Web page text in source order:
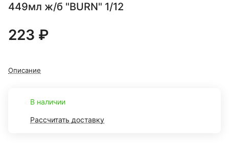
449мл ж/б "BURN" 1/12
223 ₽
Описание
В наличии
Рассчитать доставку